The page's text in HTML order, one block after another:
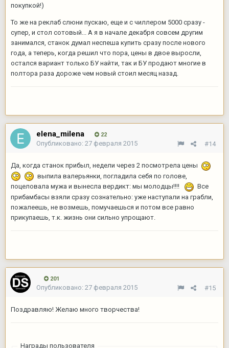
покупкой!)
То же на реклаб слюни пускаю, еще и с чиллером 5000 сразу -
супер, и стол сотовый... А я в начале декабря совсем другим
занимался, станок думал неспеша купить сразу после нового
года, а теперь, когда решил что пора, цены в двое выросли,
остался вариант только БУ найти, так и БУ продают многие в
полтора раза дороже чем новый стоил месяц назад.
elena_milena 22
#14
Опубликовано: 27 февраля 2015
Да, когда станок прибыл, недели через 2 посмотрела цены
выпила валерьянки, погладила себя по голове,
поцеловала мужа и вынесла вердикт: мы молодцы!!!!
Все
прибамбасы взяли сразу сознательно: уже наступали на грабли,
пожалеешь, не возмешь, помучаешься и потом все равно
прикупаешь, т.к. жизнь они сильно упрощают.
201
#15
Опубликовано: 27 февраля 2015
Поздравляю! Желаю много творчества!
Награды пользователя